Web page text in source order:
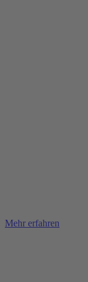
Mehr erfahren